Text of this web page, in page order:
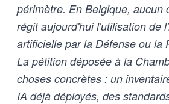
périmètre. En Belgique, aucun
régit aujourd'hui l'utilisation de
artificielle par la Défense ou la
La pétition déposée à la
choses concrètes : un
IA déjà déployés, des